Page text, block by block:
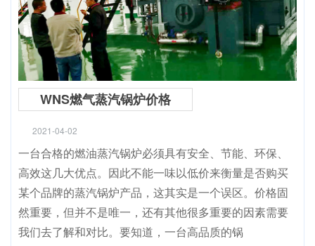
WNS燃气蒸汽锅炉价格
2021-04-02
一台合格的燃油蒸汽锅炉必须具有安全、节能、环保、
高效这几大优点。因此不能一味以低价来衡量是否购买
某个品牌的蒸汽锅炉产品，这其实是一个误区。价格固
然重要，但并不是唯一，还有其他很多重要的因素需要
我们去了解和对比。要知道，一台高品质的锅